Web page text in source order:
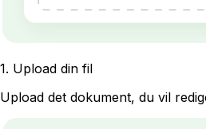
1. Upload din fil
Upload det dokument, du vil